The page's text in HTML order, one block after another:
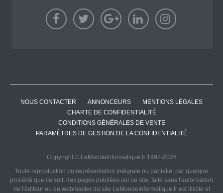
NOUS CONTACTER ANNONCEURS
MENTIONS LÉGALES
CHARTE DE CONFIDENTIALITÉ
CONDITIONS GÉNÉRALES DE VENTE
PARAMÈTRES DE GESTION DE LA CONFIDENTIALITÉ
Copyright © LeMondeInformatique.fr 1997-2026
Toute reproduction ou représentation intégrale ou partielle, par quelque
procédé que ce soit, des pages publiées sur ce site, faite sans l'autorisation
de l'éditeur ou du webmaster du site LeMondeInformatique.fr est illicite et